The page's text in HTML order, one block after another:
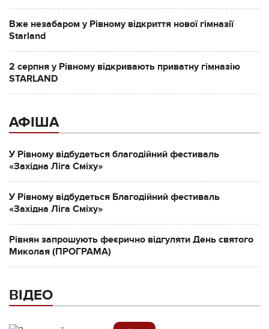
Вже незабаром у Рівному відкриття нової гімназії
Starland
2 серпня у Рівному відкривають приватну гімназію
STARLAND
АФІША
У Рівному відбудеться благодійний фестиваль
«Західна Ліга Сміху»
У Рівному відбудеться Благодійний фестиваль
«Західна Ліга Сміху»
Рівнян запрошують феєрично відгуляти День святого
Миколая (ПРОГРАМА)
ВІДЕО